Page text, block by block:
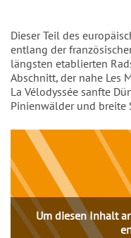
Einleitung
Dieser Teil des
entlang der
längsten etablierten
Abschnitt, der nahe Les
La Vélodyssée sanfte
Pinienwälder und breite
Inhalt
Um diesen Inhalt